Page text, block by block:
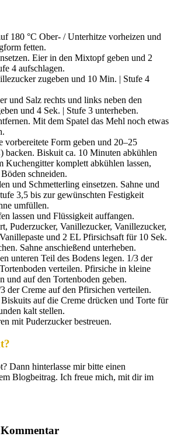
180 °C Ober- / Unterhitze vorheizen und
fetten.
Eier in den Mixtopf geben und 2
4 aufschlagen.
zugeben und 10 Min. | Stufe 4
und Salz rechts und links neben den
und 4 Sek. | Stufe 3 unterheben.
Mit dem Spatel das Mehl noch etwas
vorbereitete Form geben und 20–25
backen. Biskuit ca. 10 Minuten abkühlen
Kuchengitter komplett abkühlen lassen,
schneiden.
und Schmetterling einsetzen. Sahne und
3,5 bis zur gewünschten Festigkeit
umfüllen.
lassen und Flüssigkeit auffangen.
Puderzucker, Vanillezucker, Vanillezucker,
und 2 EL Pfirsichsaft für 10 Sek.
Sahne anschießend unterheben.
unteren Teil des Bodens legen. 1/3 der
verteilen. Pfirsiche in kleine
und auf den Tortenboden geben.
der Creme auf den Pfirsichen verteilen.
auf die Creme drücken und Torte für
kalt stellen.
mit Puderzucker bestreuen.
Dann hinterlasse mir bitte einen
Blogbeitrag. Ich freue mich, mit dir im
Kommentar